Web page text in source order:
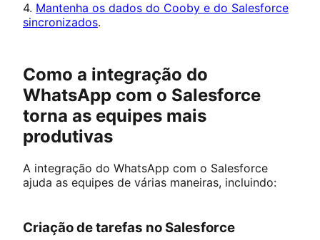
4. Mantenha os dados do Cooby e do Salesforce
sincronizados.
Como a integração do
WhatsApp com o Salesforce
torna as equipes mais
produtivas
A integração do WhatsApp com o Salesforce
ajuda as equipes de várias maneiras, incluindo:
Criação de tarefas no Salesforce